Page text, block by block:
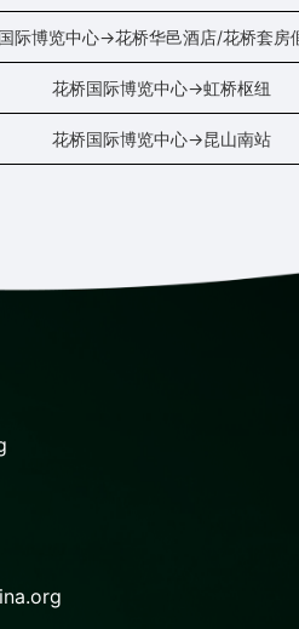
际博览中心→花桥华邑酒店/花桥套房
花桥国际博览中心→虹桥枢纽
花桥国际博览中心→昆山南站